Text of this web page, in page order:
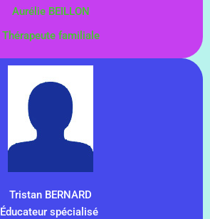
Aurélie BEILLON
Thérapeute familiale
Tristan BERNARD
Éducateur spécialisé